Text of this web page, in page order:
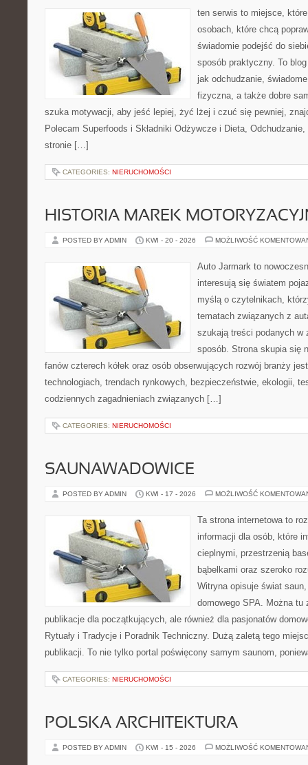
ten serwis to miejsce,
osobach, które chcą
świadomie podejść do
sposób praktyczny. To
jak odchudzanie,
fizyczna, a także dobre
szuka motywacji, aby jeść lepiej, żyć lżej i czuć się pewniej,
Polecam Superfoods i Składniki Odżywcze i Dieta,
stronie […]
CATEGORIES: NIERUCHOMOŚCI
HISTORIA MAREK
POSTED BY ADMIN KWI - 20 - 2026 MOŻLIWOŚĆ
Auto Jarmark to
interesują się światem
myślą o czytelnikach,
tematach związanych z
szukają treści podanych w
sposób. Strona skupia się
fanów czterech kółek oraz osób obserwujących rozwój branży
technologiach, trendach rynkowych, bezpieczeństwie, ekologii,
codziennych zagadnieniach związanych […]
CATEGORIES: NIERUCHOMOŚCI
SAUNAWADOWICE
POSTED BY ADMIN KWI - 17 - 2026 MOŻLIWOŚĆ
Ta strona internetowa to
informacji dla osób, które
cieplnymi, przestrzenią
bąbelkami oraz szeroko
Witryna opisuje świat
domowego SPA. Można tu
publikacje dla początkujących, ale również dla pasjonatów
Rytuały i Tradycje i Poradnik Techniczny. Dużą zaletą tego
publikacji. To nie tylko portal poświęcony samym saunom,
CATEGORIES: NIERUCHOMOŚCI
POLSKA ARCHITEKTURA
POSTED BY ADMIN KWI - 15 - 2026 MOŻLIWOŚĆ